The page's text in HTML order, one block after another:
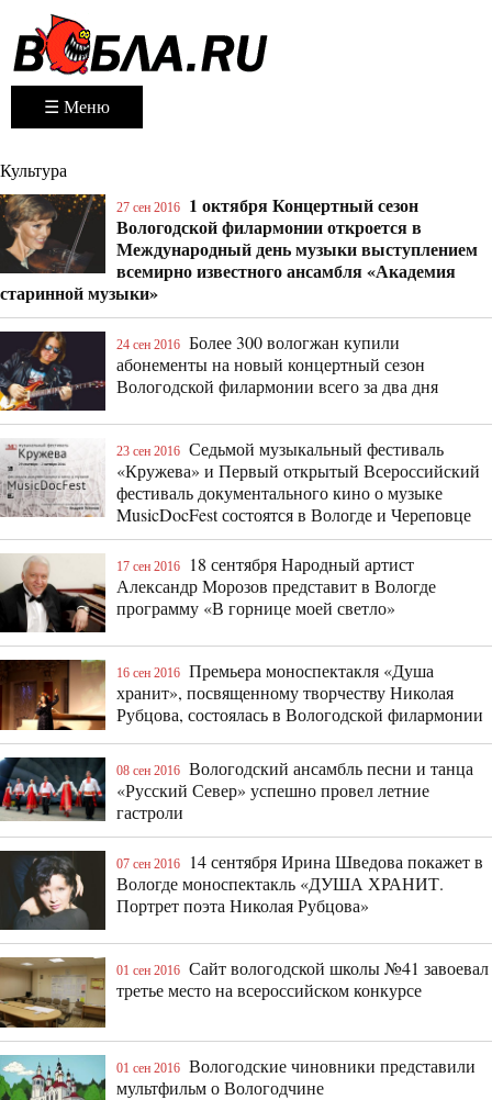
☰ Меню
Культура
27 сен 2016
1 октября Концертный сезон
Вологодской филармонии откроется в
Международный день музыки выступлением
всемирно известного ансамбля «Академия
старинной музыки»
24 сен 2016 Более 300 вологжан купили
абонементы на новый концертный сезон
Вологодской филармонии всего за два дня
23 сен 2016 Седьмой музыкальный фестиваль
«Кружева» и Первый открытый Всероссийский
фестиваль документального кино о музыке
MusicDocFest состоятся в Вологде и Череповце
17 сен 2016
18 сентября Народный артист
Александр Морозов представит в Вологде
программу «В горнице моей светло»
16 сен 2016 Премьера моноспектакля «Душа
хранит», посвященному творчеству Николая
Рубцова, состоялась в Вологодской филармонии
08 сен 2016 Вологодский ансамбль песни и танца
«Русский Север» успешно провел летние
гастроли
07 сен 2016
14 сентября Ирина Шведова покажет в
Вологде моноспектакль «ДУША ХРАНИТ.
Портрет поэта Николая Рубцова»
01 сен 2016 Сайт вологодской школы №41 завоевал
третье место на всероссийском конкурсе
01 сен 2016 Вологодские чиновники представили
мультфильм о Вологодчине